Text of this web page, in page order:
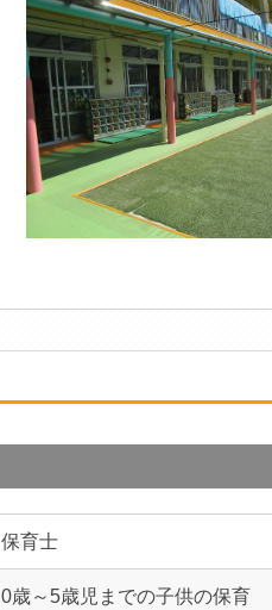
保育士
0歳～5歳児までの子供の保育